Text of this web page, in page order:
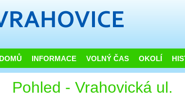
DOMŮ INFORMACE VOLNÝ ČAS OKOLÍ
Pohled - Vrahovická ul.